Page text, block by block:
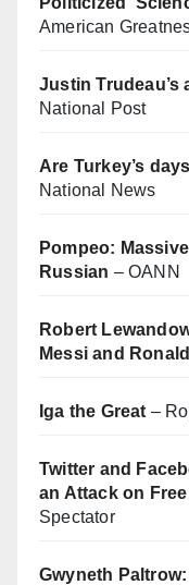
American
Justin Trudeau’s
National Post
Are Turkey’s
National News
Pompeo:
Russian – OANN
Robert
Messi and
Iga the Great –
Twitter and
an Attack on
Spectator
Gwyneth